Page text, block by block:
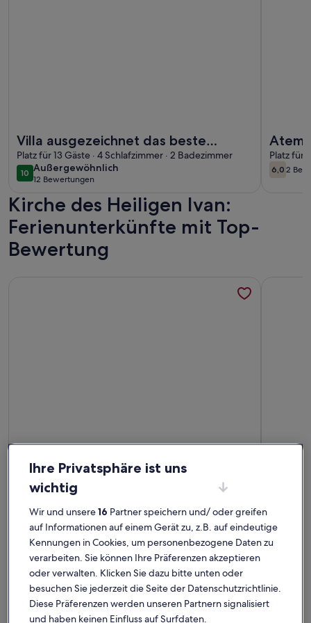
Villa ausgezeichnet das beste
Ferienhaus an der kroatischen Küste
Platz für 13 Gäste · 4 Schlafzimmer · 2 Badezimmer
1010 von 10
Außergewöhnlich
außergewöhnlich
12 Bewertungen
(12
bewertungen)
Platz für
6,06,0 von
2
(2
Kirche des Heiligen Ivan:
Ferienunterkünfte mit Top-
Bewertung
Weitere Infos zu Villa Laurosa bietet Ihnen traditionellen
Sehr erholsamer Urlaub
10 von 10
Außergewöhnlich
außergewöhnlich
28 Bewertungen
(28
bewertungen)
Der Aufenthalt war super. Silvia und ihr Mann sind sehr nett
und zuvorkommend. Wir haben die Zeit sehr genossen. Das
Haus ist sehr sauber und modern. Dadurch das das Haus
etwas außerhalb liegt hat man vollkommen seine Ruhe…
Jana F.
Aufenthalt im Aug. 2024
Weitere Infos zu Villa Laurosa bietet Ihnen traditionellen
Premium-
Ivan und
Immer
Ihre Privatsphäre ist uns
wichtig
Wir und unsere16 Partner speichern und/ oder greifen
auf Informationen auf einem Gerät zu, z.B. auf eindeutige
Kennungen in Cookies, um personenbezogene Daten zu
verarbeiten. Sie können Ihre Präferenzen akzeptieren
oder verwalten. Klicken Sie dazu bitte unten oder
besuchen Sie jederzeit die Seite der Datenschutzrichtlinie.
Diese Präferenzen werden unseren Partnern signalisiert
und haben keinen Einfluss auf Surfdaten.